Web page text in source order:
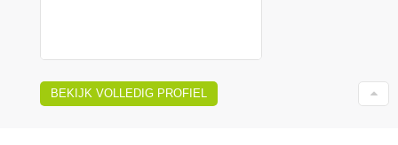
BEKIJK VOLLEDIG PROFIEL